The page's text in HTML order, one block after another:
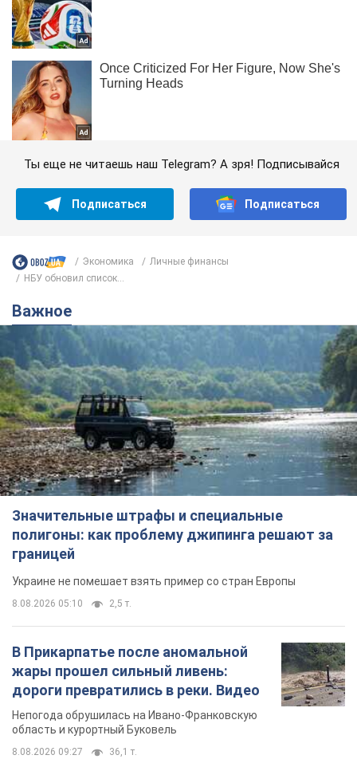
Ты еще не читаешь наш Telegram? А зря! Подписывайся
Подписаться Подписаться
Экономика
Личные финансы
НБУ обновил список...
Важное
Значительные штрафы и специальные
полигоны: как проблему джипинга решают за
границей
Украине не помешает взять пример со стран Европы
8.08.2026 05:10 2,5 т.
В Прикарпатье после аномальной
жары прошел сильный ливень:
дороги превратились в реки. Видео
Непогода обрушилась на Ивано-Франковскую
область и курортный Буковель
8.08.2026 09:27 36,1 т.